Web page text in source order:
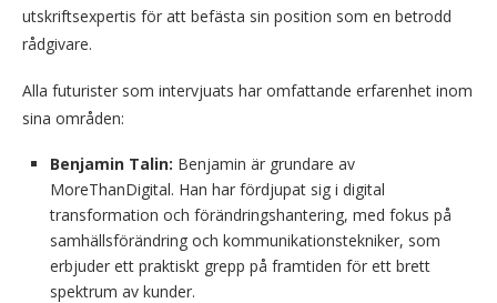
utskriftsexpertis för att befästa sin position som en betrodd
rådgivare.
Alla futurister som intervjuats har omfattande erfarenhet inom
sina områden:
Benjamin Talin: Benjamin är grundare av
MoreThanDigital. Han har fördjupat sig i digital
transformation och förändringshantering, med fokus på
samhällsförändring och kommunikationstekniker, som
erbjuder ett praktiskt grepp på framtiden för ett brett
spektrum av kunder.